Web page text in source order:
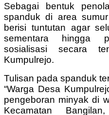
Sebagai bentuk
spanduk di area
berisi tuntutan agar
sementara hingga
sosialisasi secara
Kumpulrejo.
Tulisan pada spanduk
“Warga Desa
pengeboran minyak di
Kecamatan